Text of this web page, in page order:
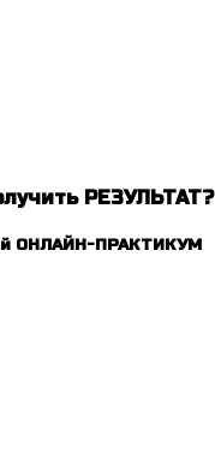
РЕЗУЛЬТАТ?
ОНЛАЙН-ПРАКТИКУМ